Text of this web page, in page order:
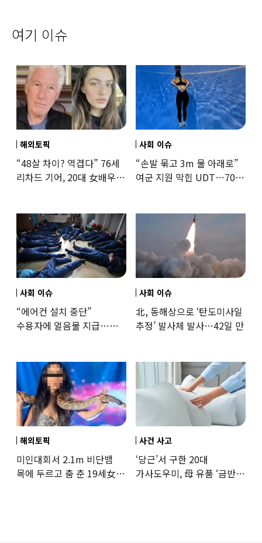
여기 이슈
해외토픽
“48살 차이? 역겹다” 76세
리차드 기어, 20대 女배우와
사회 이슈
“손발 묶고 3m 물 아래로”
여군 지원 막힌 UDT…707
사회 이슈
“에어컨 설치 중단”
수용자에 얼음물 지급…
사회 이슈
北, 동해상으로 ‘탄도미사일
추정’ 발사체 발사…42일 만
해외토픽
미인대회서 2.1m 비단뱀
목에 두르고 춤 춘 19세女
사건 사고
‘당근’서 구한 20대
가사도우미, 母 유품 ‘금반지